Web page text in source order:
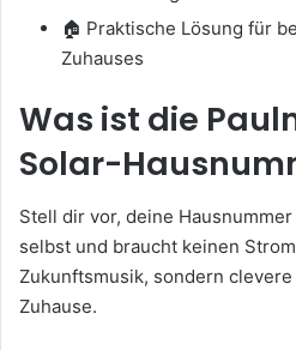
🏠 Praktische Lösung für
Zuhauses
Was ist die
Solar-
Stell dir vor, deine
selbst und braucht keinen
Zukunftsmusik, sondern
Zuhause.